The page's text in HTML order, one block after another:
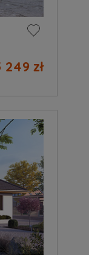
249 zł